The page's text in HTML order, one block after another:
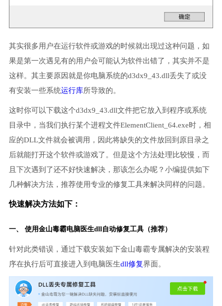
其实很多用户在运行软件或游戏的时候就出现过这种问题，如
果是第一次遇见有的用户会可能认为软件出错了，其实并不是
这样。其主要原因就是你电脑系统的d3dx9_43.dll丢失了或没
有安装一些系统运行库所导致的。
这时你可以下载这个d3dx9_43.dll文件把它放入到程序或系统
目录中，当我们执行某个进程文件ElementClient_64.exe时，相
应的DLL文件就会被调用，因此将缺失的文件放回到原目录之
后就能打开这个软件或游戏了。但是这个方法处理比较慢，而
且下次遇到了还不好快速解决，那该怎么办呢？小编提供如下
几种解决方法，推荐使用专业的修复工具来解决同样的问题。
快速解决方法如下：
一、 使用金山毒霸电脑医生dll自动修复工具（推荐）
针对此类错误，通过下载安装如下金山毒霸专属解决的安装程
序在执行后可直接进入到电脑医生dll修复界面。